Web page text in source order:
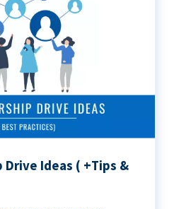
Drive Ideas ( +Tips &